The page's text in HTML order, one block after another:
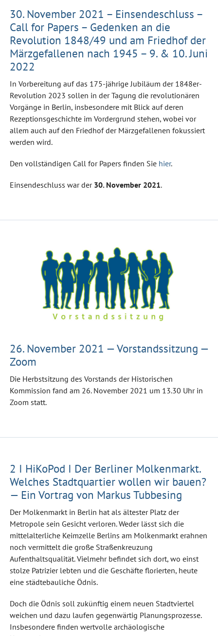
30. November 2021 – Einsendeschluss –
Call for Papers – Gedenken an die
Revolution 1848/49 und am Friedhof der
Märzgefallenen nach 1945 – 9. & 10. Juni
2022
In Vorbereitung auf das 175-jährige Jubiläum der 1848er-
Revolution 2023 sollen in der Tagung die revolutionären
Vorgänge in Berlin, insbesondere mit Blick auf deren
Rezeptionsgeschichte im Vordergrund stehen, wobei vor
allem auch auf den Friedhof der Märzgefallenen fokussiert
werden wird.
Den vollständigen Call for Papers finden Sie hier.
Einsendeschluss war der 30. November 2021.
26. November 2021 — Vorstandssitzung —
Zoom
Die Herbstsitzung des Vorstands der Historischen
Kommission fand am 26. November 2021 um 13.30 Uhr in
Zoom statt.
2 I HiKoPod I Der Berliner Molkenmarkt.
Welches Stadtquartier wollen wir bauen?
— Ein Vortrag von Markus Tubbesing
Der Molkenmarkt in Berlin hat als ältester Platz der
Metropole sein Gesicht verloren. Weder lässt sich die
mittelalterliche Keimzelle Berlins am Molkenmarkt erahnen
noch vermittelt die große Straßenkreuzung
Aufenthaltsqualität. Vielmehr befindet sich dort, wo einst
stolze Patrizier lebten und die Geschäfte florierten, heute
eine städtebauliche Ödnis.
Doch die Ödnis soll zukünftig einem neuen Stadtviertel
weichen und dazu laufen gegenwärtig Planungsprozesse.
Insbesondere finden wertvolle archäologische